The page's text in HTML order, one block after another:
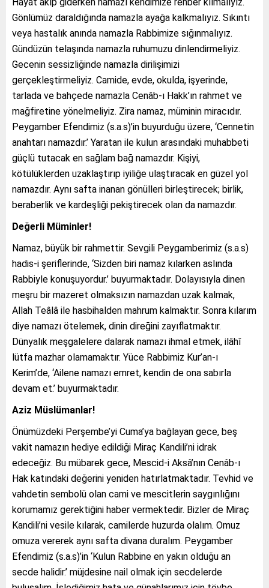
Gönlümüz daraldığında namazla ayağa kalkmalıyız. Sıkıntı
veya hastalık anında namazla Rabbimize sığınmalıyız.
Gündüzün telaşında namazla ruhumuzu dinlendirmeliyiz.
Gecenin sessizliğinde namazla dirilişimizi
gerçekleştirmeliyiz. Camide, evde, okulda, işyerinde,
tarlada ve bahçede namazla Cenâb-ı Hakk’ın rahmet ve
mağfiretine yönelmeliyiz. Zira namaz, müminin miracıdır.
Peygamber Efendimiz (s.a.s)’in buyurduğu üzere, ‘Cennetin
anahtarı namazdır.’ Yaratan ile kulun arasındaki muhabbeti
güçlü tutacak en sağlam bağ namazdır. Kişiyi,
kötülüklerden uzaklaştırıp iyiliğe ulaştıracak en güzel yol
namazdır. Aynı safta inanan gönülleri birleştirecek; birlik,
beraberlik ve kardeşliği pekiştirecek olan da namazdır.
Değerli Müminler!
Namaz, büyük bir rahmettir. Sevgili Peygamberimiz (s.a.s)
hadis-i şeriflerinde, ‘Sizden biri namaz kılarken aslında
Rabbiyle konuşuyordur.’ buyurmaktadır. Dolayısıyla dinen
meşru bir mazeret olmaksızın namazdan uzak kalmak,
Allah Teâlâ ile hasbihalden mahrum kalmaktır. Sonra kılarım
diye namazı ötelemek, dinin direğini zayıflatmaktır.
Dünyalık meşgalelere dalarak namazı ihmal etmek, ilâhî
lütfa mazhar olamamaktır. Yüce Rabbimiz Kur’an-ı
Kerim’de, ‘Ailene namazı emret, kendin de ona sabırla
devam et.’ buyurmaktadır.
Aziz Müslümanlar!
Önümüzdeki Perşembe’yi Cuma’ya bağlayan gece, beş
vakit namazın hediye edildiği Miraç Kandili’ni idrak
edeceğiz. Bu mübarek gece, Mescid-i Aksâ’nın Cenâb-ı
Hak katındaki değerini yeniden hatırlatmaktadır. Tevhid ve
vahdetin sembolü olan cami ve mescitlerin saygınlığını
korumamız gerektiğini haber vermektedir. Bizler de Miraç
Kandili’ni vesile kılarak, camilerde huzurda olalım. Omuz
omuza vererek aynı safta divana duralım. Peygamber
Efendimiz (s.a.s)’in ‘Kulun Rabbine en yakın olduğu an
secde halidir.’ müjdesine nail olmak için secdelerde